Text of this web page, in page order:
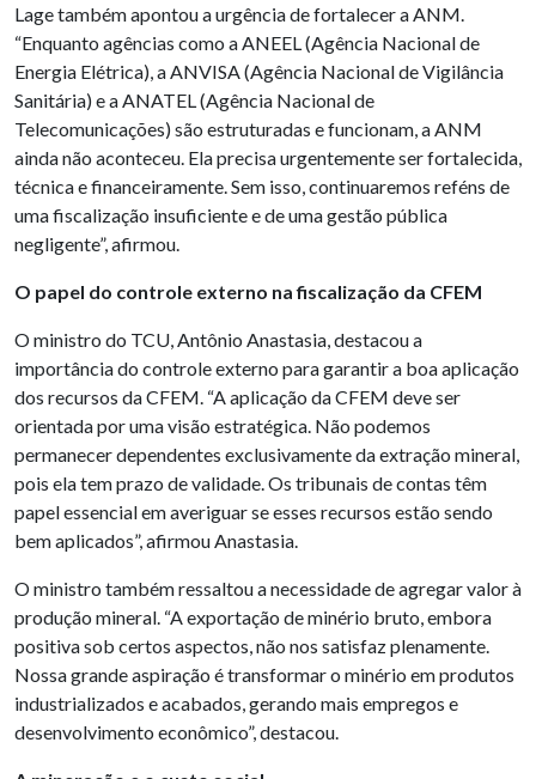
Lage também apontou a urgência de fortalecer a ANM.
“Enquanto agências como a ANEEL (Agência Nacional de
Energia Elétrica), a ANVISA (Agência Nacional de Vigilância
Sanitária) e a ANATEL (Agência Nacional de
Telecomunicações) são estruturadas e funcionam, a ANM
ainda não aconteceu. Ela precisa urgentemente ser fortalecida,
técnica e financeiramente. Sem isso, continuaremos reféns de
uma fiscalização insuficiente e de uma gestão pública
negligente”, afirmou.
O papel do controle externo na fiscalização da CFEM
O ministro do TCU, Antônio Anastasia, destacou a
importância do controle externo para garantir a boa aplicação
dos recursos da CFEM. “A aplicação da CFEM deve ser
orientada por uma visão estratégica. Não podemos
permanecer dependentes exclusivamente da extração mineral,
pois ela tem prazo de validade. Os tribunais de contas têm
papel essencial em averiguar se esses recursos estão sendo
bem aplicados”, afirmou Anastasia.
O ministro também ressaltou a necessidade de agregar valor à
produção mineral. “A exportação de minério bruto, embora
positiva sob certos aspectos, não nos satisfaz plenamente.
Nossa grande aspiração é transformar o minério em produtos
industrializados e acabados, gerando mais empregos e
desenvolvimento econômico”, destacou.